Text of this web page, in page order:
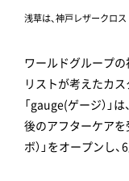
浅草は、神戸レザークロ
ワールドグループ
リストが考えたカ
「gauge(ゲージ）」
後のアフターケア
ボ）」をオープンし